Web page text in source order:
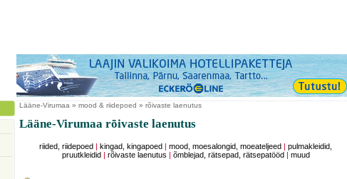
Lääne-Virumaa » mood & riidepoed » rõivaste laenutus
Lääne-Virumaa rõivaste laenutus
riided, riidepoed kingad, kingapoed |mood, moesalongid, moeateljeed |pulmakleidid,
pruutkleidid
rõivaste laenutus õmblejad, rätsepad, rätsepatööd muud